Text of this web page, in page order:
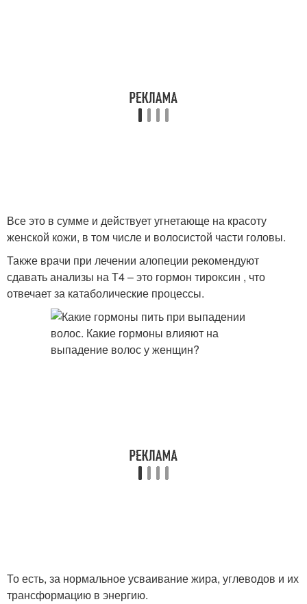
Все это в сумме и действует угнетающе на красоту
женской кожи, в том числе и волосистой части головы.
Также врачи при лечении алопеции рекомендуют
сдавать анализы на Т4 – это гормон тироксин , что
отвечает за катаболические процессы.
То есть, за нормальное усваивание жира, углеводов и их
трансформацию в энергию.